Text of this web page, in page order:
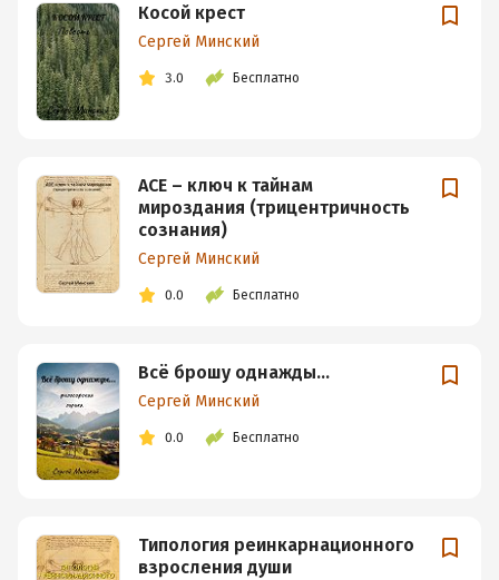
Косой крест
Сергей Минский
3.0 Бесплатно
АСЕ – ключ к тайнам
мироздания (трицентричность
сознания)
Сергей Минский
0.0 Бесплатно
Всё брошу однажды…
Сергей Минский
0.0 Бесплатно
Типология реинкарнационного
взросления души